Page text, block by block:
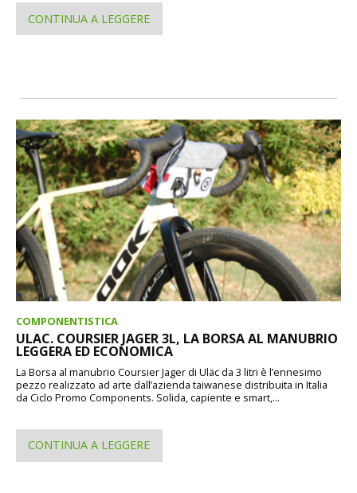
CONTINUA A LEGGERE
COMPONENTISTICA
ULAC. COURSIER JAGER 3L, LA BORSA AL MANUBRIO
LEGGERA ED ECONOMICA
La Borsa al manubrio Coursier Jager di Uläc da 3 litri è l’ennesimo
pezzo realizzato ad arte dall’azienda taiwanese distribuita in Italia
da Ciclo Promo Components. Solida, capiente e smart,...
CONTINUA A LEGGERE